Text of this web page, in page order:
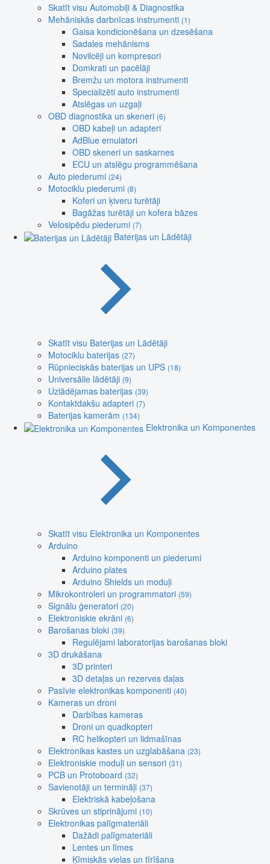
Skatīt visu Automobiļi & Diagnostika
Mehāniskās darbnīcas instrumenti (1)
Gaisa kondicionēšana un dzesēšana
Sadales mehānisms
Novilcēji un kompresori
Domkrati un pacēlāji
Bremžu un motora instrumenti
Specializēti auto instrumenti
Atslēgas un uzgaļi
OBD diagnostika un skeneri (6)
OBD kabeļi un adapteri
AdBlue emulatori
OBD skeneri un saskarnes
ECU un atslēgu programmēšana
Auto piederumi (24)
Motociklu piederumi (8)
Koferi un ķiveru turētāji
Bagāžas turētāji un kofera bāzes
Velosipēdu piederumi (7)
Baterijas un Lādētāji
Skatīt visu Baterijas un Lādētāji
Motociklu baterijas (27)
Rūpnieciskās baterijas un UPS (18)
Universālie lādētāji (9)
Uzlādējamas baterijas (39)
Kontaktdakšu adapteri (7)
Baterijas kamerām (134)
Elektronika un Komponentes
Skatīt visu Elektronika un Komponentes
Arduino
Arduino komponenti un piederumi
Arduino plates
Arduino Shields un moduļi
Mikrokontroleri un programmatori (59)
Signālu ģeneratori (20)
Elektroniskie ekrāni (6)
Barošanas bloki (39)
Regulējami laboratorijas barošanas bloki
3D drukāšana
3D printeri
3D detaļas un rezerves daļas
Pasīvie elektronikas komponenti (40)
Kameras un droni
Darbības kameras
Droni un quadkopteri
RC helikopteri un lidmašīnas
Elektronikas kastes un uzglabāšana (23)
Elektroniskie moduļi un sensori (31)
PCB un Protoboard (32)
Savienotāji un termināļi (37)
Elektriskā kabeļošana
Skrūves un stiprinājumi (10)
Elektronikas palīgmateriāli
Dažādi palīgmateriāli
Lentes un līmes
Ķīmiskās vielas un tīrīšana